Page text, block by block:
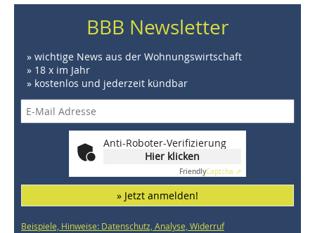
BBB Newsletter
» wichtige News aus der Wohnungswirtschaft
» 18 x im Jahr
» kostenlos und jederzeit kündbar
Anti-Roboter-Verifizierung
Hier klicken
FriendlyCaptcha ⇗
» Jetzt anmelden!
Beispiele, Hinweise: Datenschutz, Analyse, Widerruf